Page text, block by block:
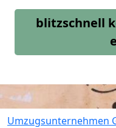
blitzschnell
Umzugsunternehmen